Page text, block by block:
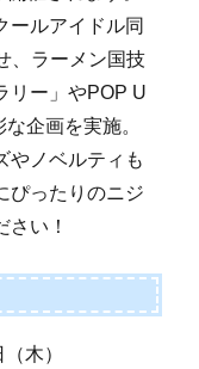
ールアイドル同
、ラーメン国技
リー」やPOP U
企画を実施。
やノベルティも
ぴったりのニジ
い！
木）